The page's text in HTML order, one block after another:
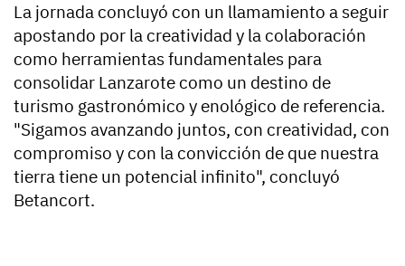
La jornada concluyó con un llamamiento a seguir
apostando por la creatividad y la colaboración
como herramientas fundamentales para
consolidar Lanzarote como un destino de
turismo gastronómico y enológico de referencia.
"Sigamos avanzando juntos, con creatividad, con
compromiso y con la convicción de que nuestra
tierra tiene un potencial infinito", concluyó
Betancort.